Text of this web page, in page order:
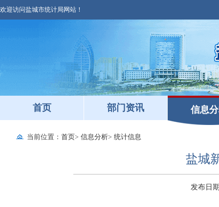
欢迎访问盐城市统计局网站！
首页 部门资讯 信息
当前位置： 首页> 信息分析> 统计信息
盐城
发布日